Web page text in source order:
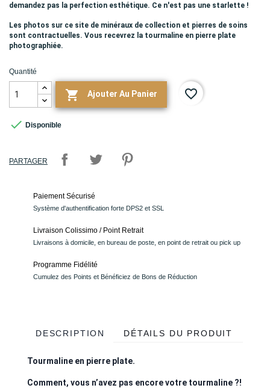
demandez pas la perfection esthétique. Ce n'est pas une starlette !
Les photos sur ce site de minéraux de collection et pierres de soins
sont contractuelles. Vous recevrez la tourmaline en pierre plate
photographiée.
Quantité
 Ajouter Au Panier favorite_border
 Disponible
PARTAGER
Paiement Sécurisé
Système d'authentification forte DPS2 et SSL
Livraison Colissimo / Point Retrait
Livraisons à domicile, en bureau de poste, en point de retrait ou pick up
Programme Fidélité
Cumulez des Points et Bénéficiez de Bons de Réduction
DESCRIPTION DÉTAILS DU PRODUIT
Tourmaline en pierre plate.
Comment, vous n’avez pas encore votre tourmaline ?!